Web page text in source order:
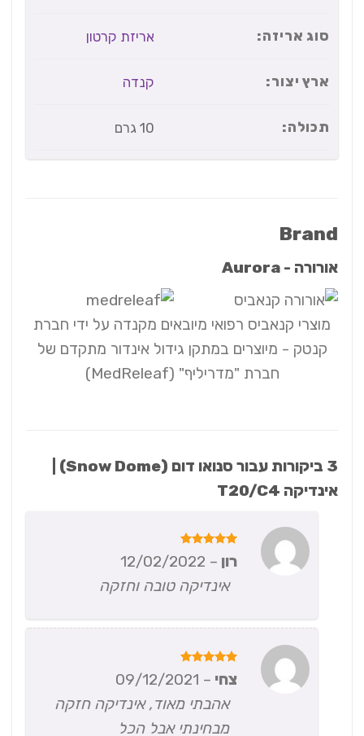
סוג אריזה: אריזת קרטון
ארץ יצור: קנדה
תכולה: 10 גרם
Brand
אורורה - Aurora
מוצרי קנאביס רפואי מיובאים מקנדה על ידי חברת
קנטק - מיוצרים במתקן גידול אינדור מתקדם של
חברת "מדריליף" (MedReleaf)
סנואו דום (Snow Dome) |
אינדיקה T20/C4
דורג5
מתוך 5
רון–
12/02/2022
אינדיקה טובה וחזקה
מתוך 5
צחי–
09/12/2021
אהבתי מאוד, אינדיקה חזקה
מבחינתי אבל הכל